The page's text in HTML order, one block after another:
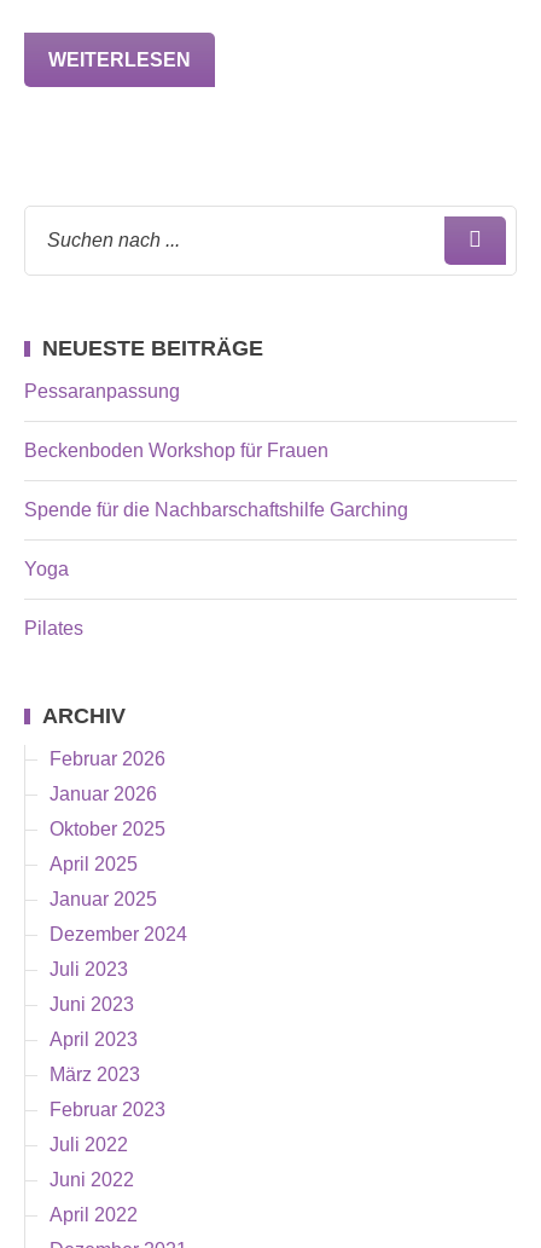
WEITERLESEN
NEUESTE BEITRÄGE
Pessaranpassung
Beckenboden Workshop für Frauen
Spende für die Nachbarschaftshilfe Garching
Yoga
Pilates
ARCHIV
Februar 2026
Januar 2026
Oktober 2025
April 2025
Januar 2025
Dezember 2024
Juli 2023
Juni 2023
April 2023
März 2023
Februar 2023
Juli 2022
Juni 2022
April 2022